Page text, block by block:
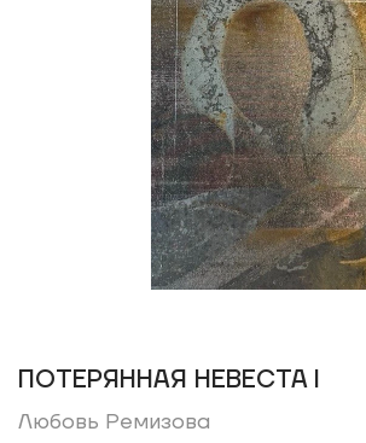
ПОТЕРЯННАЯ НЕВЕСТА I
Любовь Ремизова